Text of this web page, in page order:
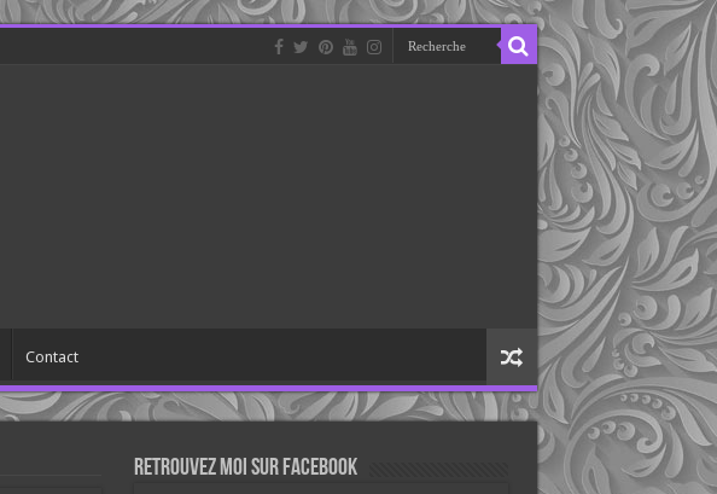
Contact
Retrouvez moi sur Facebook